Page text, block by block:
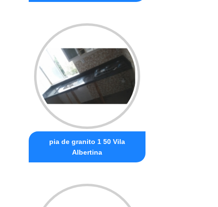
pia de granito 1 50 Vila
Albertina